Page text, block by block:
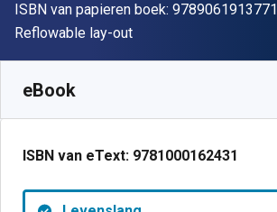
ISBN van papieren boek: 9789061913771
Indeling
Reflowable lay-out
eBook
ISBN van eText: 9781000162431